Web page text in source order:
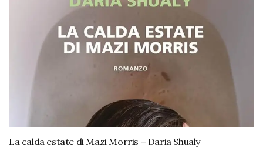
La calda estate di Mazi Morris – Daria Shualy